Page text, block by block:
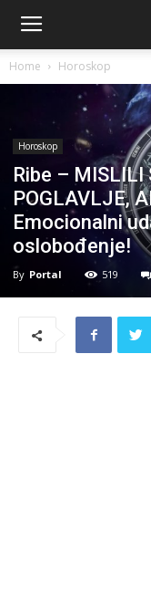
Home Horoskop
Horoskop
Ribe – MISLILI
POGLAVLJE,
Emocionalni
oslobođenje!
By Portal 519